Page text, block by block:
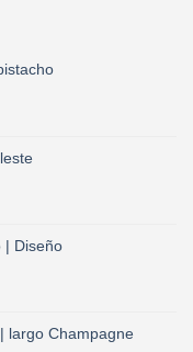
| Diseño
largo Champagne